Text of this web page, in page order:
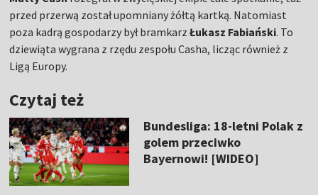
przed przerwą został upomniany żółtą kartką. Natomiast
poza kadrą gospodarzy był bramkarzŁukasz Fabiański. To
dziewiąta wygrana z rzędu zespołu Casha, licząc również z
Ligą Europy.
Czytaj też
Bundesliga: 18-letni Polak z
golem przeciwko
Bayernowi! [WIDEO]